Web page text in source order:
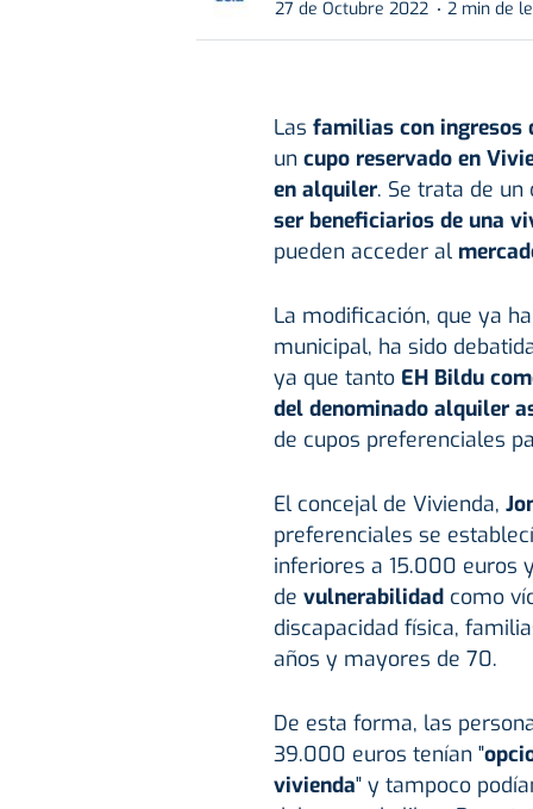
27 de Octubre 2022 2 min de
Las familias con ingresos
un cupo reservado en
en alquiler. Se trata de
ser beneficiarios de una
pueden acceder al
La modificación, que ya
municipal, ha sido
ya que tanto EH Bildu
del denominado alquiler
de cupos preferenciales
El concejal de Vivienda,
preferenciales se
inferiores a 15.000 euros
de vulnerabilidad como
discapacidad física,
años y mayores de 70.
De esta forma, las
39.000 euros tenían "
vivienda" y tampoco